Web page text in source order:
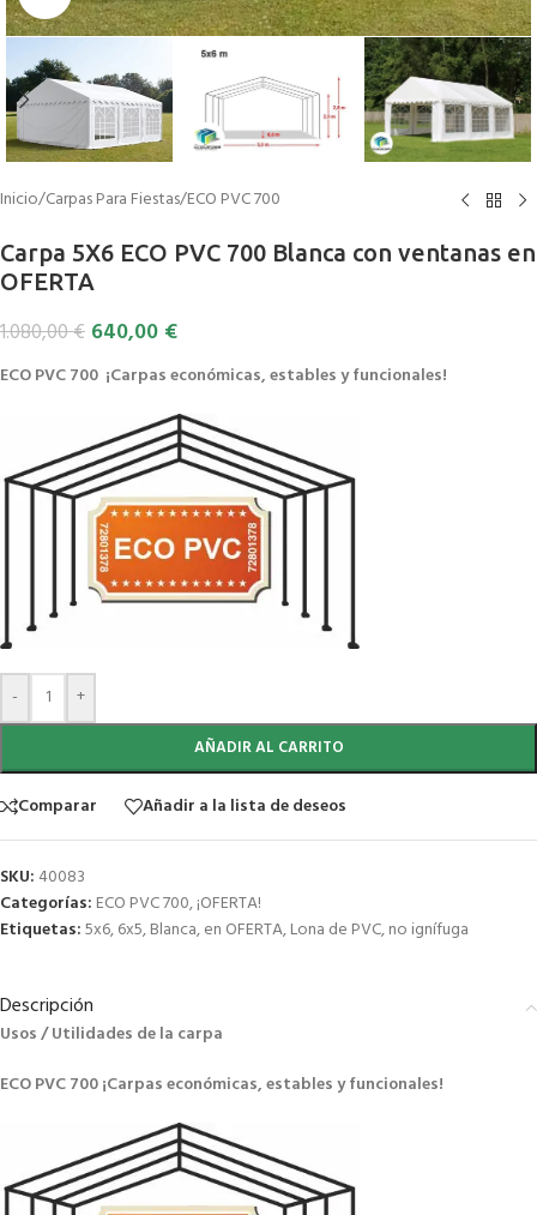
Inicio/Carpas Para Fiestas/ECO PVC 700
Carpa 5X6 ECO PVC 700 Blanca con ventanas en
OFERTA
1.080,00€ 640,00 €
ECO PVC 700 ¡Carpas económicas, estables y funcionales!
- +
AÑADIR AL CARRITO
Comparar Añadir a la lista de deseos
SKU: 40083
Categorías: ECO PVC 700,¡OFERTA!
Etiquetas:5x6,6x5,Blanca,en OFERTA,Lona de PVC,no ignífuga
Descripción
Usos / Utilidades de la carpa
ECO PVC 700 ¡Carpas económicas, estables y funcionales!